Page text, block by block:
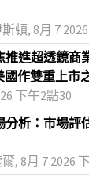
頓, 8月 7
進超透鏡商
國作雙重上市
下午2點30
分析：市場評
, 8月 7 2026